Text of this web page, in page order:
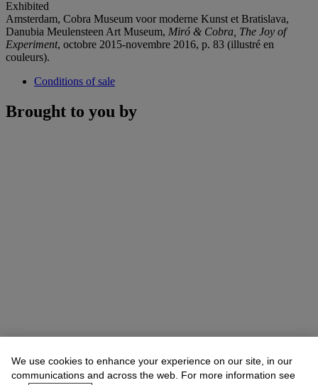
Exhibited
Amsterdam, Cobra Museum voor moderne Kunst et Bratislava,
Danubia Meulensteen Art Museum, Miró & Cobra, The Joy of
Experiment, octobre 2015-novembre 2016, p. 83 (illustré en
couleurs).
Conditions of sale
Brought to you by
We use cookies to enhance your experience on our site, in our
communications and across the web. For more information see